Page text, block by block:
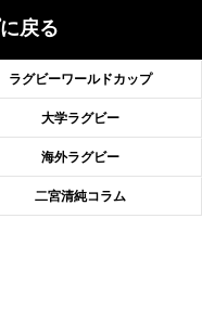
の主審、遠のいた夢」
ニーHCの功績と財産
り」骨太の教育方針
戻る
ラグビーワールドカップ
大学ラグビー
海外ラグビー
二宮清純コラム